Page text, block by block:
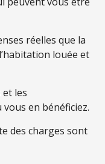
réelles que la
louée et
les
en bénéficiez.
des charges sont